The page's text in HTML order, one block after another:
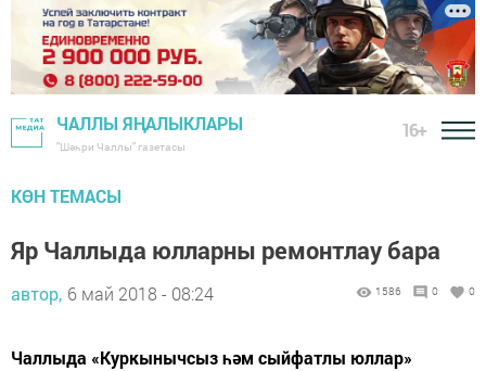
ЧАЛЛЫ ЯҢАЛЫКЛАРЫ
"Шәһри Чаллы" газетасы
16+
КӨН ТЕМАСЫ
Яр Чаллыда юлларны ремонтлау бара
автор, 6 май 2018 - 08:24 1586 0 0
Чаллыда «Куркынычсыз һәм сыйфатлы юллар»